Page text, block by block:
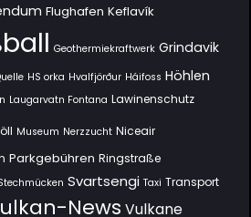
Flughafen Keflavík
Geothermiekraftwerk Grindavik
HS orka Hvalfjörður Háifoss Höhlen
Laugarvatn Fontana Lawinenschutz
Museum Nerzzucht Niceair
Parkgebühren Ringstraße
Svartsengi Taxi Transport
News Vulkane